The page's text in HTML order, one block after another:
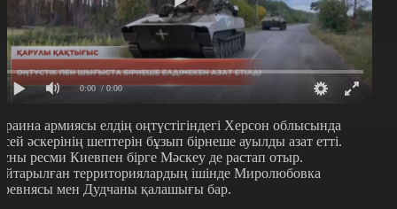
0:00 / 0:00
армиясы елдің оңтүстігіндегі Херсон облысында
әскерінің шептерін бұзып бірнеше ауылды азат етті.
ресми Киевпен бірге Мәскеу де растап отыр.
территориялардың ішінде Миролюбовка
мен Дудчаны қалашығы бар.